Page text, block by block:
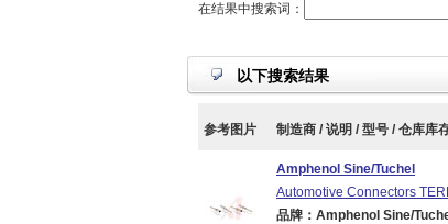
在结果中搜索词：
以下搜索结果
参考图片 制造商 / 说明 / 型号 / 仓库库
Amphenol Sine/Tuchel
Automotive Connectors
品牌：Amphenol Sine/